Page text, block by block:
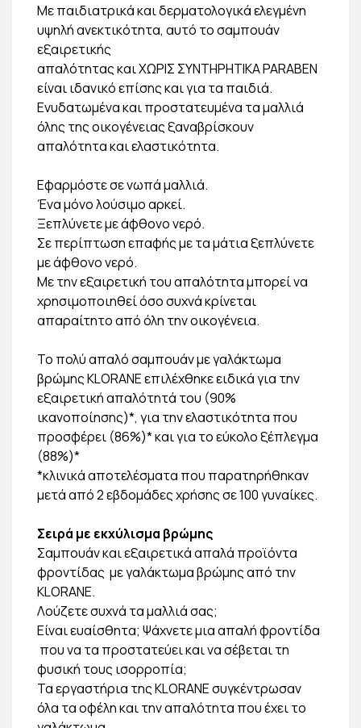
Με παιδιατρικά και δερματολογικά ελεγμένη
υψηλή ανεκτικότητα, αυτό το σαμπουάν
εξαιρετικής
απαλότητας και ΧΩΡΙΣ ΣΥΝΤΗΡΗΤΙΚΑ PARABEN
είναι ιδανικό επίσης και για τα παιδιά.
Ενυδατωμένα και προστατευμένα τα μαλλιά
όλης της οικογένειας ξαναβρίσκουν
απαλότητα και ελαστικότητα.
Εφαρμόστε σε νωπά μαλλιά.
Ένα μόνο λούσιμο αρκεί.
Ξεπλύνετε με άφθονο νερό.
Σε περίπτωση επαφής με τα μάτια ξεπλύνετε
με άφθονο νερό.
Με την εξαιρετική του απαλότητα μπορεί να
χρησιμοποιηθεί όσο συχνά κρίνεται
απαραίτητο από όλη την οικογένεια.
Το πολύ απαλό σαμπουάν με γαλάκτωμα
βρώμης KLORANE επιλέχθηκε ειδικά για την
εξαιρετική απαλότητά του (90%
ικανοποίησης)*, για την ελαστικότητα που
προσφέρει (86%)* και για το εύκολο ξέπλεγμα
(88%)*
*κλινικά αποτελέσματα που παρατηρήθηκαν
μετά από 2 εβδομάδες χρήσης σε 100 γυναίκες.
Σειρά με εκχύλισμα βρώμης
Σαμπουάν και εξαιρετικά απαλά προϊόντα
φροντίδας με γαλάκτωμα βρώμης από την
KLORANE.
Λούζετε συχνά τα μαλλιά σας;
Είναι ευαίσθητα; Ψάχνετε μια απαλή φροντίδα
που να τα προστατεύει και να σέβεται τη
φυσική τους ισορροπία;
Τα εργαστήρια της KLORANE συγκέντρωσαν
όλα τα οφέλη και την απαλότητα που έχει το